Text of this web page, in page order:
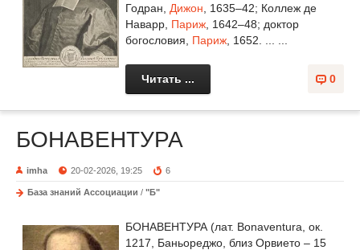
Годран, Дижон , 1635–42; Коллеж де
Наварр, Париж , 1642–48; доктор
богословия, Париж , 1652. ... ...
0
Читать ...
БОНАВЕНТУРА
imha 20-02-2026, 19:25 6
База знаний Ассоциации / "Б"
БОНАВЕНТУРА (лат. Bonaventura, ок.
1217, Баньореджо, близ Орвието – 15